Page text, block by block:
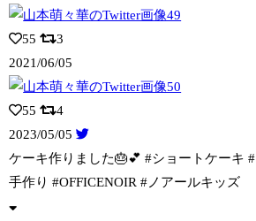
55
3
2021/06/05
55
4
2023/05/05
ケーキ作りました🎂💕 #ショートケーキ #
手作り #OFFICENOIR #ノ アールキッズ